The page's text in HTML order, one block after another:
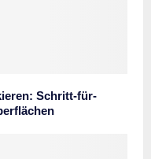
Schritt-für-